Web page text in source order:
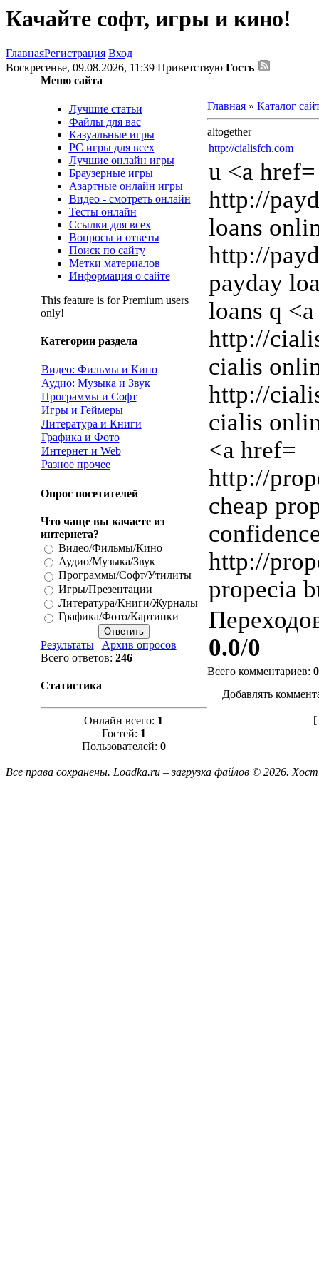
Качайте софт, игры и кино!
ГлавнаяРегистрация Вход
Воскресенье, 09.08.2026, 11:39 Приветствую Гость
Меню сайта
Лучшие статьи
Файлы для вас
Казуальные игры
PC игры для всех
Лучшие онлайн игры
Браузерные игры
Азартные онлайн игры
Видео - смотреть онлайн
Тесты онлайн
Ссылки для всех
Вопросы и ответы
Поиск по сайту
Метки материалов
Информация о сайте
This feature is for Premium users
only!
Категории раздела
Видео: Фильмы и Кино
Аудио: Музыка и Звук
Программы и Софт
Игры и Геймеры
Литература и Книги
Графика и Фото
Интернет и Web
Разное прочее
Опрос посетителей
Что чаще вы качаете из
интернета?
Видео/Фильмы/Кино
Аудио/Музыка/Звук
Программы/Софт/Утилиты
Игры/Презентации
Литература/Книги/Журналы
Графика/Фото/Картинки
Результаты| Архив опросов
Всего ответов: 246
Статистика
Онлайн всего: 1
Гостей: 1
Пользователей: 0
Главная» Каталог
altogether
http://cialisfch.com
u <a href=
http://
loans
http://
payday
loans q
http://
cialis
http://
cialis
<a href=
http://
cheap
http://
propecia
0.0/0
Всего комментариев: 0
Добавлять
[
Все права сохранены. Loadka.ru – загрузка файлов © 2026.